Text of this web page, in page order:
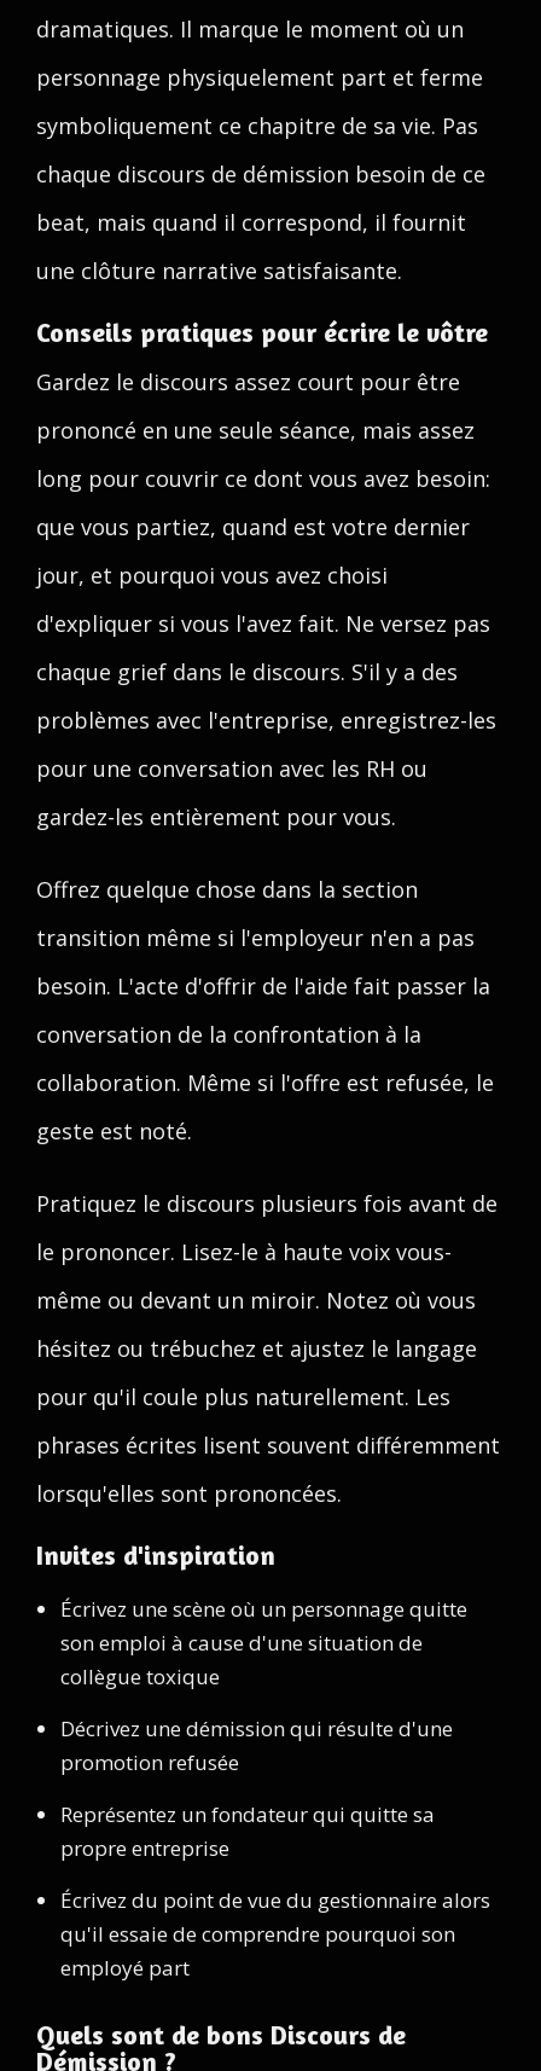
dramatiques. Il marque le moment où un
personnage physiquelement part et ferme
symboliquement ce chapitre de sa vie. Pas
chaque discours de démission besoin de ce
beat, mais quand il correspond, il fournit
une clôture narrative satisfaisante.
Conseils pratiques pour écrire le vôtre
Gardez le discours assez court pour être
prononcé en une seule séance, mais assez
long pour couvrir ce dont vous avez besoin:
que vous partiez, quand est votre dernier
jour, et pourquoi vous avez choisi
d'expliquer si vous l'avez fait. Ne versez pas
chaque grief dans le discours. S'il y a des
problèmes avec l'entreprise, enregistrez-les
pour une conversation avec les RH ou
gardez-les entièrement pour vous.
Offrez quelque chose dans la section
transition même si l'employeur n'en a pas
besoin. L'acte d'offrir de l'aide fait passer la
conversation de la confrontation à la
collaboration. Même si l'offre est refusée, le
geste est noté.
Pratiquez le discours plusieurs fois avant de
le prononcer. Lisez-le à haute voix vous-
même ou devant un miroir. Notez où vous
hésitez ou trébuchez et ajustez le langage
pour qu'il coule plus naturellement. Les
phrases écrites lisent souvent différemment
lorsqu'elles sont prononcées.
Invites d'inspiration
Écrivez une scène où un personnage quitte
son emploi à cause d'une situation de
collègue toxique
Décrivez une démission qui résulte d'une
promotion refusée
Représentez un fondateur qui quitte sa
propre entreprise
Écrivez du point de vue du gestionnaire alors
qu'il essaie de comprendre pourquoi son
employé part
Quels sont de bons Discours de
Démission ?